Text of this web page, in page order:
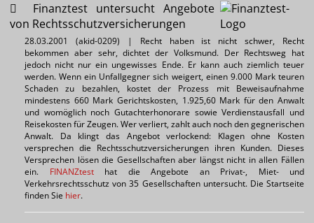
Finanztest untersucht Angebote
von Rechtsschutzversicherungen
28.03.2001 (akid-0209) | Recht haben ist nicht schwer, Recht
bekommen aber sehr, dichtet der Volksmund. Der Rechtsweg hat
jedoch nicht nur ein ungewisses Ende. Er kann auch ziemlich teuer
werden. Wenn ein Unfallgegner sich weigert, einen 9.000 Mark teuren
Schaden zu bezahlen, kostet der Prozess mit Beweisaufnahme
mindestens 660 Mark Gerichtskosten, 1.925,60 Mark für den Anwalt
und womöglich noch Gutachterhonorare sowie Verdienstausfall und
Reisekosten für Zeugen. Wer verliert, zahlt auch noch den gegnerischen
Anwalt. Da klingt das Angebot verlockend: Klagen ohne Kosten
versprechen die Rechtsschutzversicherungen ihren Kunden. Dieses
Versprechen lösen die Gesellschaften aber längst nicht in allen Fällen
ein. FINANZtesthat die Angebote an Privat-, Miet- und
Verkehrsrechtsschutz von 35 Gesellschaften untersucht. Die Startseite
finden Sie hier.